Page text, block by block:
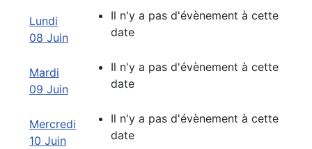
Lundi
08 Juin
Il n'y a pas d'évènement à cette
date
Mardi
09 Juin
Il n'y a pas d'évènement à cette
date
Mercredi
10 Juin
Il n'y a pas d'évènement à cette
date